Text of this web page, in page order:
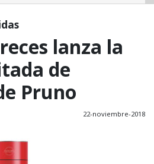
lanza la
de
Pruno
22-noviembre-2018